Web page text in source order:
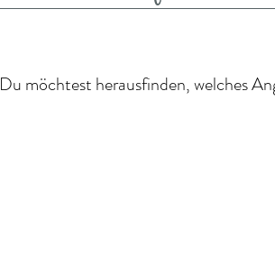
Du möchtest herausfinden, welches